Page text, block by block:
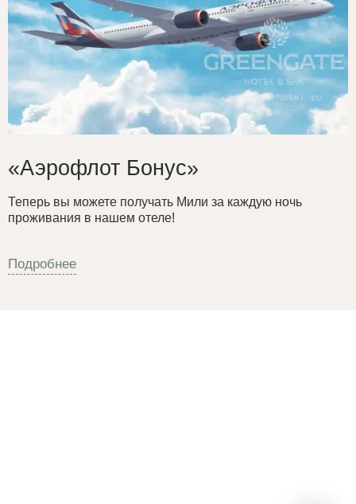
«Аэрофлот Бонус»
Теперь вы можете получать Мили за каждую ночь
проживания в нашем отеле!
Подробнее